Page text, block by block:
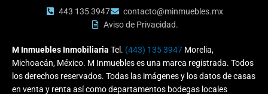
443 135 3947
contacto@minmuebles.mx
Aviso de Privacidad.
M Inmuebles Inmobiliaria Tel. (443) 135 3947 Morelia,
Michoacán, México. M Inmuebles es una marca registrada. Todos
los derechos reservados. Todas las imágenes y los datos de casas
en venta y renta así como departamentos bodegas locales